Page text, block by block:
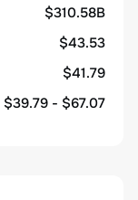
$310.58B
$43.53
$41.79
$39.79 - $67.07